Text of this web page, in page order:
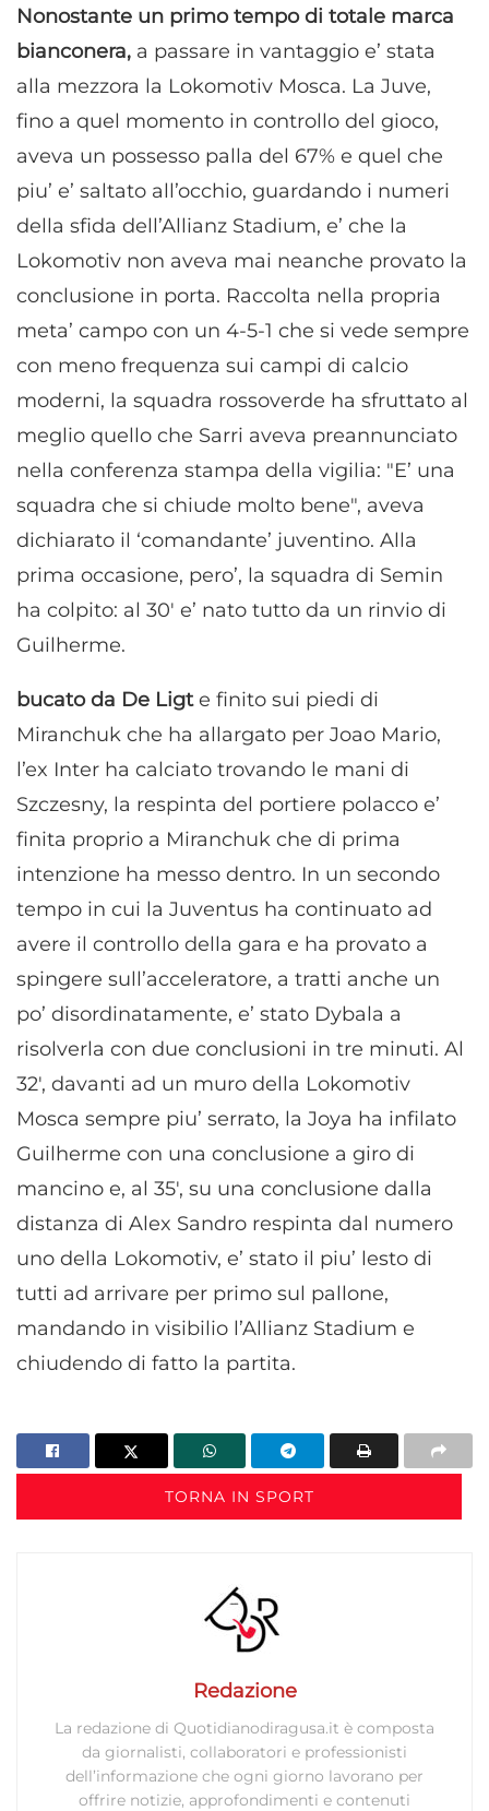
Nonostante un primo tempo di totale marca
bianconera, a passare in vantaggio e’ stata
alla mezzora la Lokomotiv Mosca. La Juve,
fino a quel momento in controllo del gioco,
aveva un possesso palla del 67% e quel che
piu’ e’ saltato all’occhio, guardando i numeri
della sfida dell’Allianz Stadium, e’ che la
Lokomotiv non aveva mai neanche provato la
conclusione in porta. Raccolta nella propria
meta’ campo con un 4-5-1 che si vede sempre
con meno frequenza sui campi di calcio
moderni, la squadra rossoverde ha sfruttato al
meglio quello che Sarri aveva preannunciato
nella conferenza stampa della vigilia: "E’ una
squadra che si chiude molto bene", aveva
dichiarato il ‘comandante’ juventino. Alla
prima occasione, pero’, la squadra di Semin
ha colpito: al 30′ e’ nato tutto da un rinvio di
Guilherme.
bucato da De Ligte finito sui piedi di
Miranchuk che ha allargato per Joao Mario,
l’ex Inter ha calciato trovando le mani di
Szczesny, la respinta del portiere polacco e’
finita proprio a Miranchuk che di prima
intenzione ha messo dentro. In un secondo
tempo in cui la Juventus ha continuato ad
avere il controllo della gara e ha provato a
spingere sull’acceleratore, a tratti anche un
po’ disordinatamente, e’ stato Dybala a
risolverla con due conclusioni in tre minuti. Al
32′, davanti ad un muro della Lokomotiv
Mosca sempre piu’ serrato, la Joya ha infilato
Guilherme con una conclusione a giro di
mancino e, al 35′, su una conclusione dalla
distanza di Alex Sandro respinta dal numero
uno della Lokomotiv, e’ stato il piu’ lesto di
tutti ad arrivare per primo sul pallone,
mandando in visibilio l’Allianz Stadium e
chiudendo di fatto la partita.
TORNA IN SPORT
Redazione
La redazione di Quotidianodiragusa.it è composta
da giornalisti, collaboratori e professionisti
dell’informazione che ogni giorno lavorano per
offrire notizie, approfondimenti e contenuti